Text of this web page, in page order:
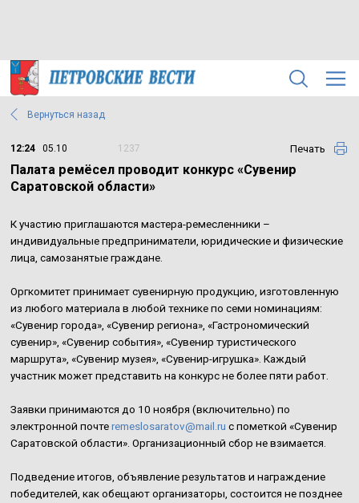
Вернуться назад
12:24 05.10 1237 Печать
Палата ремёсел проводит конкурс «Сувенир
Саратовской области»
К участию приглашаются мастера-ремесленники –
индивидуальные предприниматели, юридические и физические
лица, самозанятые граждане.
Оргкомитет принимает сувенирную продукцию, изготовленную
из любого материала в любой технике по семи номинациям:
«Сувенир города», «Сувенир региона», «Гастрономический
сувенир», «Сувенир события», «Сувенир туристического
маршрута», «Сувенир музея», «Сувенир-игрушка». Каждый
участник может представить на конкурс не более пяти работ.
Заявки принимаются до 10 ноября (включительно) по
электронной почтеremeslosaratov@mail.ru с пометкой «Сувенир
Саратовской области». Организационный сбор не взимается.
Подведение итогов, объявление результатов и награждение
победителей, как обещают организаторы, состоится не позднее